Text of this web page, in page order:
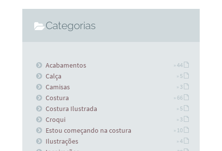
Categorias
Acabamentos » 44
Calça » 5
Camisas » 3
Costura » 66
Costura Ilustrada » 5
Croqui » 3
Estou começando na costura » 10
Ilustrações » 4